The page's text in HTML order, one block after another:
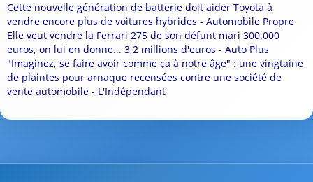
Cette nouvelle génération de batterie doit aider Toyota à
vendre encore plus de voitures hybrides - Automobile Propre
Elle veut vendre la Ferrari 275 de son défunt mari 300.000
euros, on lui en donne... 3,2 millions d'euros - Auto Plus
"Imaginez, se faire avoir comme ça à notre âge" : une vingtaine
de plaintes pour arnaque recensées contre une société de
vente automobile - L'Indépendant